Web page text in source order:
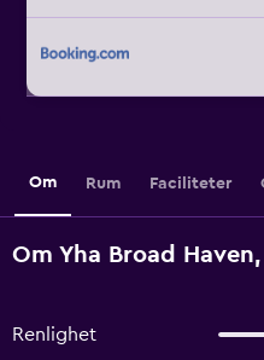
Om Rum Faciliteter
Om Yha Broad
Renlighet